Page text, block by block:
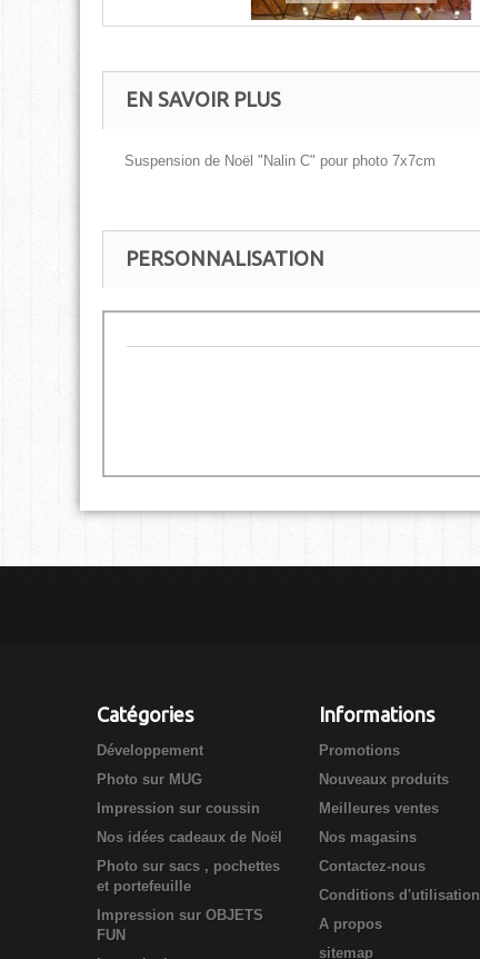
EN SAVOIR PLUS
Suspension de Noël "Nalin C" pour photo 7x7cm
PERSONNALISATION
Catégories
Développement
Photo sur MUG
Impression sur coussin
Nos idées cadeaux de Noël
Photo sur sacs , pochettes
et portefeuille
Impression sur OBJETS
FUN
Informations
Promotions
Nouveaux produits
Meilleures ventes
Nos magasins
Contactez-nous
Conditions d'utilisation
A propos
sitemap